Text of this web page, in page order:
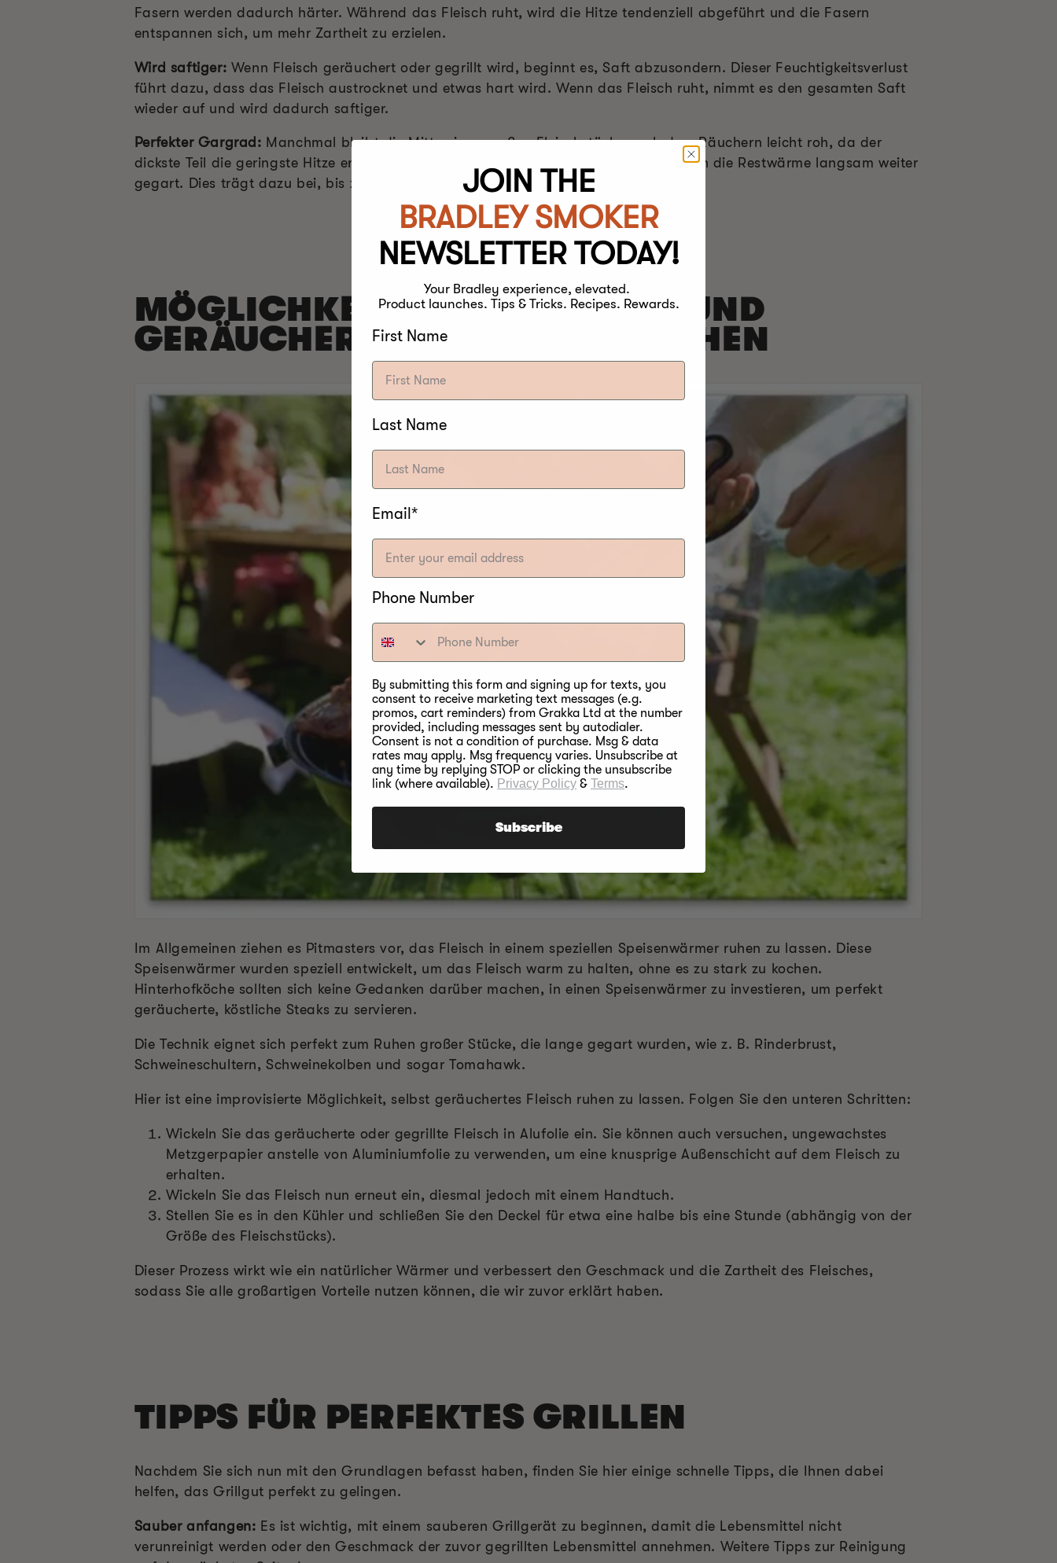
Fasern werden dadurch härter. Während das Fleisch ruht, wird die Hitze tendenziell abgeführt und die Fasern
entspannen sich, um mehr Zartheit zu erzielen.
Wird saftiger: Wenn Fleisch geräuchert oder gegrillt wird, beginnt es, Saft abzusondern. Dieser Feuchtigkeitsverlust
führt dazu, dass das Fleisch austrocknet und etwas hart wird. Wenn das Fleisch ruht, nimmt es den gesamten Saft
wieder auf und wird dadurch saftiger.
Perfekter Gargrad: Manchmal bleibt die Mitte eines großen Fleischstücks nach dem Räuchern leicht roh, da der
dickste Teil die geringste Hitze erhält. Wenn das Fleisch einige Zeit ruht, wird es durch die Restwärme langsam weiter
gegart. Dies trägt dazu bei, bis zum Servieren den perfekten Gargrad zu erreichen.
MÖGLICHKEITEN, GEGRILLTES UND
GERÄUCHERTES FLEISCH ZU RUHEN
Im Allgemeinen ziehen es Pitmasters vor, das Fleisch in einem speziellen Speisenwärmer ruhen zu lassen. Diese
Speisenwärmer wurden speziell entwickelt, um das Fleisch warm zu halten, ohne es zu stark zu kochen.
Hinterhofköche sollten sich keine Gedanken darüber machen, in einen Speisenwärmer zu investieren, um perfekt
geräucherte, köstliche Steaks zu servieren.
Die Technik eignet sich perfekt zum Ruhen großer Stücke, die lange gegart wurden, wie z. B. Rinderbrust,
Schweineschultern, Schweinekolben und sogar Tomahawk.
Hier ist eine improvisierte Möglichkeit, selbst geräuchertes Fleisch ruhen zu lassen. Folgen Sie den unteren Schritten:
Wickeln Sie das geräucherte oder gegrillte Fleisch in Alufolie ein. Sie können auch versuchen, ungewachstes
Metzgerpapier anstelle von Aluminiumfolie zu verwenden, um eine knusprige Außenschicht auf dem Fleisch zu
erhalten.
Wickeln Sie das Fleisch nun erneut ein, diesmal jedoch mit einem Handtuch.
Stellen Sie es in den Kühler und schließen Sie den Deckel für etwa eine halbe bis eine Stunde (abhängig von der
Größe des Fleischstücks).
Dieser Prozess wirkt wie ein natürlicher Wärmer und verbessert den Geschmack und die Zartheit des Fleisches,
sodass Sie alle großartigen Vorteile nutzen können, die wir zuvor erklärt haben.
TIPPS FÜR PERFEKTES GRILLEN
Nachdem Sie sich nun mit den Grundlagen befasst haben, finden Sie hier einige schnelle Tipps, die Ihnen dabei
helfen, das Grillgut perfekt zu gelingen.
Sauber anfangen: Es ist wichtig, mit einem sauberen Grillgerät zu beginnen, damit die Lebensmittel nicht
verunreinigt werden oder den Geschmack der zuvor gegrillten Lebensmittel annehmen. Weitere Tipps zur Reinigung
JOIN THE
BRADLEY SMOKER
NEWSLETTER TODAY!
Your Bradley experience, elevated.
Product launches. Tips & Tricks. Recipes. Rewards.
First Name
Last Name
Email*
Phone Number
By submitting this form and signing up for texts, you
consent to receive marketing text messages (e.g.
promos, cart reminders) from Grakka Ltd at the number
provided, including messages sent by autodialer.
Consent is not a condition of purchase. Msg & data
rates may apply. Msg frequency varies. Unsubscribe at
any time by replying STOP or clicking the unsubscribe
link (where available). Privacy Policy & Terms.
Subscribe